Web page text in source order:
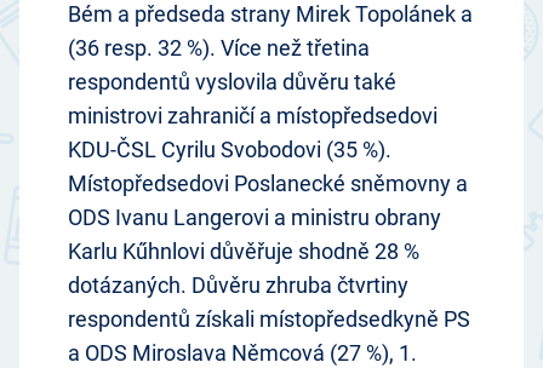
Bém a předseda strany Mirek Topolánek a
(36 resp. 32 %). Více než třetina
respondentů vyslovila důvěru také
ministrovi zahraničí a místopředsedovi
KDU-ČSL Cyrilu Svobodovi (35 %).
Místopředsedovi Poslanecké sněmovny a
ODS Ivanu Langerovi a ministru obrany
Karlu Kűhnlovi důvěřuje shodně 28 %
dotázaných. Důvěru zhruba čtvrtiny
respondentů získali místopředsedkyně PS
a ODS Miroslava Němcová (27 %), 1.